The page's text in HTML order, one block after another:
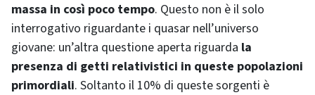
massa in così poco tempo. Questo non è il solo
interrogativo riguardante i quasar nell’universo
giovane: un’altra questione aperta riguarda la
presenza di getti relativistici in queste popolazioni
primordiali. Soltanto il 10% di queste sorgenti è